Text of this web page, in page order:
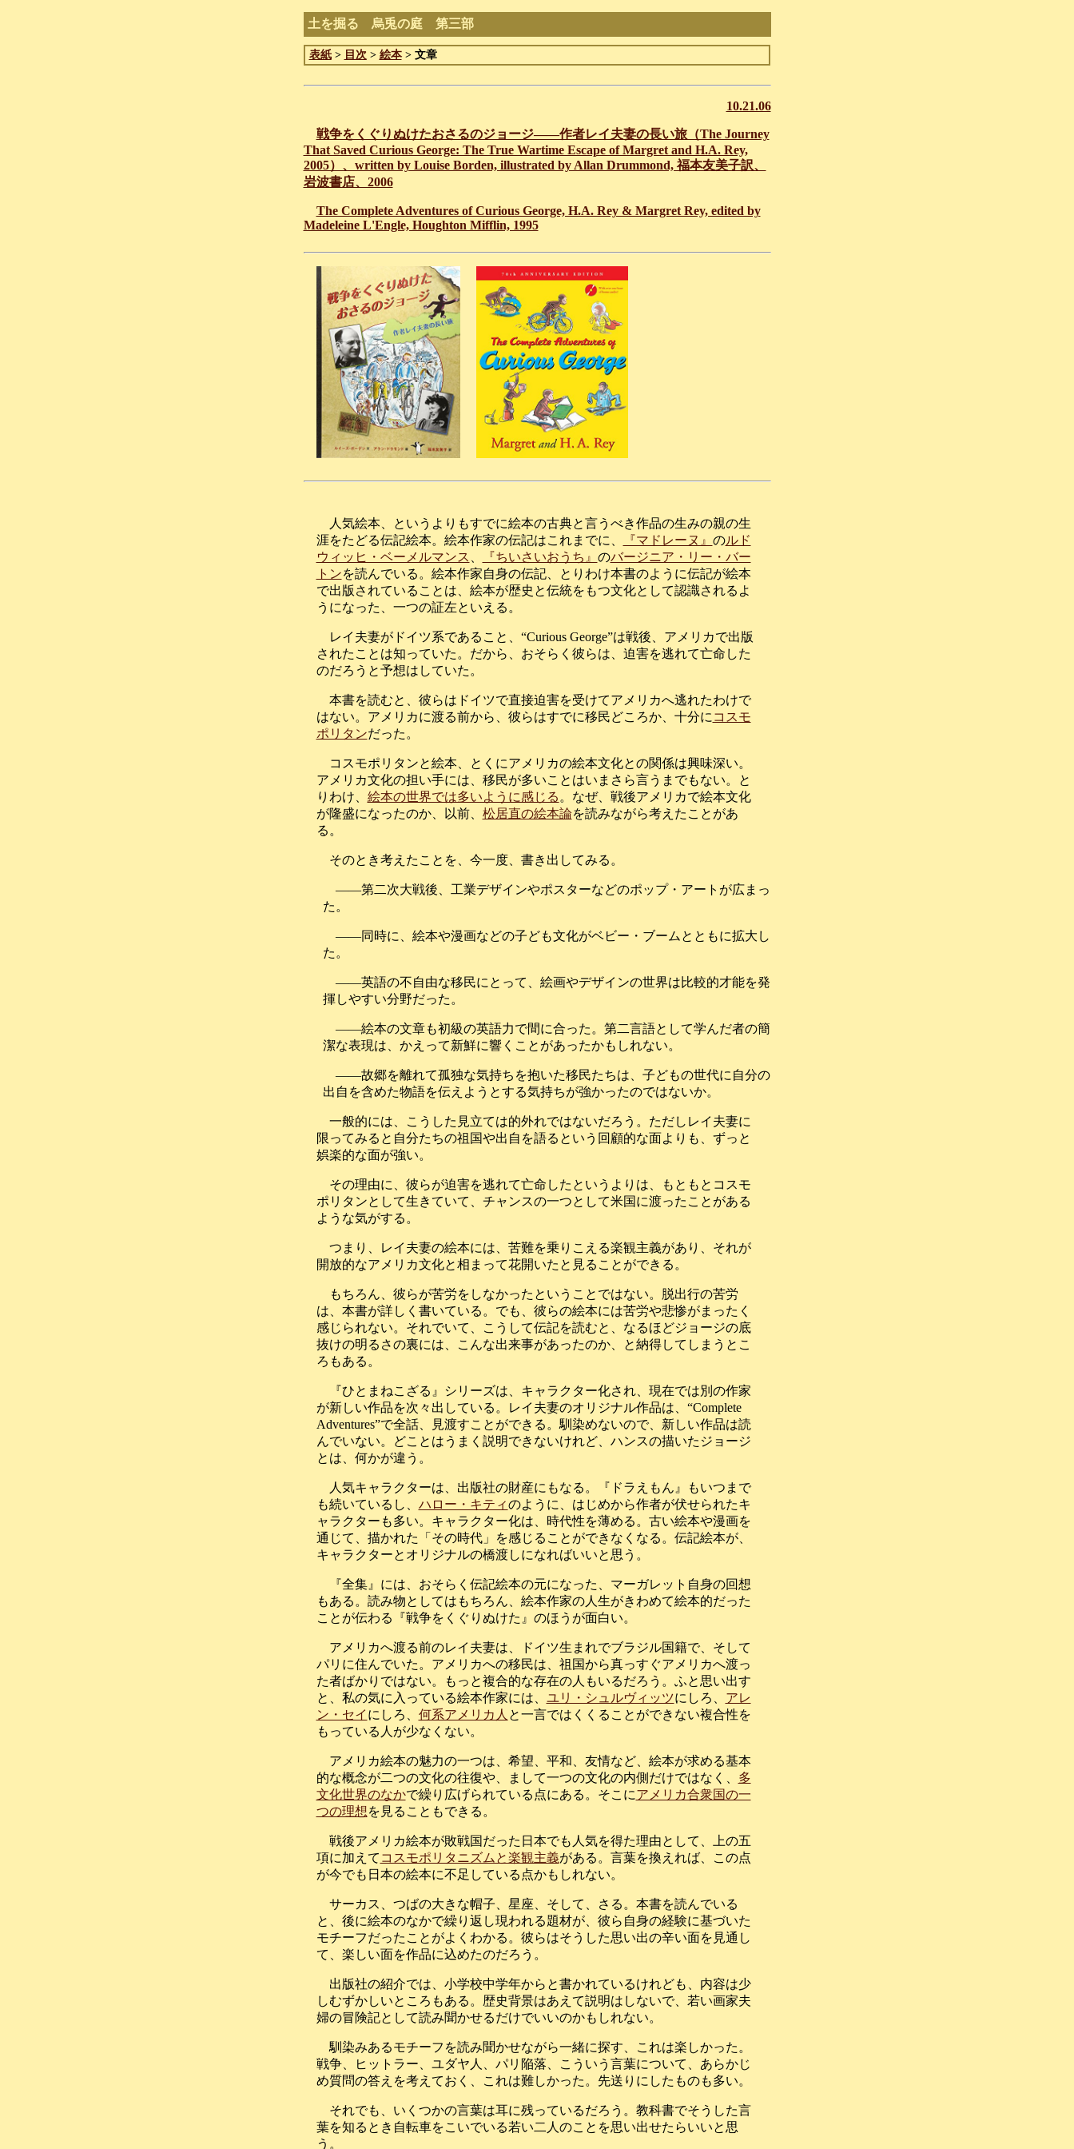
土を掘る 烏兎の庭 第三部
表紙> 目次 > 絵本> 文章
10.21.06
戦争をくぐりぬけたおさるのジョージ――作者レイ夫妻の長い旅（The Journey
That Saved Curious George: The True Wartime Escape of Margret and H.A. Rey,
2005）、written by Louise Borden, illustrated by Allan Drummond, 福本友美子訳、
岩波書店、2006
The Complete Adventures of Curious George, H.A. Rey & Margret Rey, edited by
Madeleine L'Engle, Houghton Mifflin, 1995
人気絵本、というよりもすでに絵本の古典と言うべき作品の生みの親の生
涯をたどる伝記絵本。絵本作家の伝記はこれまでに、
『マドレーヌ』 のルド
ウィッヒ・ベーメルマンス
『ちいさいおうち』 のバージニア・リー・バー
トンを読んでいる。絵本作家自身の伝記、とりわけ本書のように伝記が絵本
で出版されていることは、絵本が歴史と伝統をもつ文化として認識されるよ
うになった、一つの証左といえる。
レイ夫妻がドイツ系であること、“Curious George”は戦後、アメリカで出版
されたことは知っていた。だから、おそらく彼らは、迫害を逃れて亡命した
のだろうと予想はしていた。
本書を読むと、彼らはドイツで直接迫害を受けてアメリカへ逃れたわけで
はない。アメリカに渡る前から、彼らはすでに移民どころか、十分に コスモ
ポリタンだった。
コスモポリタンと絵本、とくにアメリカの絵本文化との関係は興味深い。
アメリカ文化の担い手には、移民が多いことはいまさら言うまでもない。と
りわけ、 絵本の世界では多いように感じる 。なぜ、戦後アメリカで絵本文化
が隆盛になったのか、以前、 松居直の絵本論を読みながら考えたことがあ
る。
そのとき考えたことを、今一度、書き出してみる。
――第二次大戦後、工業デザインやポスターなどのポップ・アートが広まっ
た。
――同時に、絵本や漫画などの子ども文化がベビー・ブームとともに拡大し
た。
――英語の不自由な移民にとって、絵画やデザインの世界は比較的才能を発
揮しやすい分野だった。
――絵本の文章も初級の英語力で間に合った。第二言語として学んだ者の簡
潔な表現は、かえって新鮮に響くことがあったかもしれない。
――故郷を離れて孤独な気持ちを抱いた移民たちは、子どもの世代に自分の
出自を含めた物語を伝えようとする気持ちが強かったのではないか。
一般的には、こうした見立ては的外れではないだろう。ただしレイ夫妻に
限ってみると自分たちの祖国や出自を語るという回顧的な面よりも、ずっと
娯楽的な面が強い。
その理由に、彼らが迫害を逃れて亡命したというよりは、もともとコスモ
ポリタンとして生きていて、チャンスの一つとして米国に渡ったことがある
ような気がする。
つまり、レイ夫妻の絵本には、苦難を乗りこえる楽観主義があり、それが
開放的なアメリカ文化と相まって花開いたと見ることができる。
もちろん、彼らが苦労をしなかったということではない。脱出行の苦労
は、本書が詳しく書いている。でも、彼らの絵本には苦労や悲惨がまったく
感じられない。それでいて、こうして伝記を読むと、なるほどジョージの底
抜けの明るさの裏には、こんな出来事があったのか、と納得してしまうとこ
ろもある。
『ひとまねこざる』シリーズは、キャラクター化され、現在では別の作家
が新しい作品を次々出している。レイ夫妻のオリジナル作品は、“Complete
Adventures”で全話、見渡すことができる。馴染めないので、新しい作品は読
んでいない。どことはうまく説明できないけれど、ハンスの描いたジョージ
とは、何かが違う。
人気キャラクターは、出版社の財産にもなる。『ドラえもん』もいつまで
も続いているし、 ハロー・キティのように、はじめから作者が伏せられたキ
ャラクターも多い。キャラクター化は、時代性を薄める。古い絵本や漫画を
通じて、描かれた「その時代」を感じることができなくなる。伝記絵本が、
キャラクターとオリジナルの橋渡しになればいいと思う。
『全集』には、おそらく伝記絵本の元になった、マーガレット自身の回想
もある。読み物としてはもちろん、絵本作家の人生がきわめて絵本的だった
ことが伝わる『戦争をくぐりぬけた』のほうが面白い。
アメリカへ渡る前のレイ夫妻は、ドイツ生まれでブラジル国籍で、そして
パリに住んでいた。アメリカへの移民は、祖国から真っすぐアメリカへ渡っ
た者ばかりではない。もっと複合的な存在の人もいるだろう。ふと思い出す
と、私の気に入っている絵本作家には、 ユリ・シュルヴィッツにしろ、 アレ
ン・セイ にしろ、 何系アメリカ人 と一言ではくくることができない複合性を
もっている人が少なくない。
アメリカ絵本の魅力の一つは、希望、平和、友情など、絵本が求める基本
的な概念が二つの文化の往復や、まして一つの文化の内側だけではなく、 多
文化世界のなかで繰り広げられている点にある。そこにアメリカ合衆国の一
つの理想を見ることもできる。
戦後アメリカ絵本が敗戦国だった日本でも人気を得た理由として、上の五
項に加えて コスモポリタニズムと楽観主義がある。言葉を換えれば、この点
が今でも日本の絵本に不足している点かもしれない。
サーカス、つばの大きな帽子、星座、そして、さる。本書を読んでいる
と、後に絵本のなかで繰り返し現われる題材が、彼ら自身の経験に基づいた
モチーフだったことがよくわかる。彼らはそうした思い出の辛い面を見通し
て、楽しい面を作品に込めたのだろう。
出版社の紹介では、小学校中学年からと書かれているけれども、内容は少
しむずかしいところもある。歴史背景はあえて説明はしないで、若い画家夫
婦の冒険記として読み聞かせるだけでいいのかもしれない。
馴染みあるモチーフを読み聞かせながら一緒に探す、これは楽しかった。
戦争、ヒットラー、ユダヤ人、パリ陥落、こういう言葉について、あらかじ
め質問の答えを考えておく、これは難しかった。先送りにしたものも多い。
それでも、いくつかの言葉は耳に残っているだろう。教科書でそうした言
葉を知るとき自転車をこいでいる若い二人のことを思い出せたらいいと思
う。